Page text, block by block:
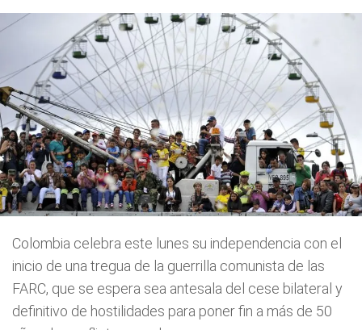
Colombia celebra este lunes su independencia con el
inicio de una tregua de la guerrilla comunista de las
FARC, que se espera sea antesala del cese bilateral y
definitivo de hostilidades para poner fin a más de 50